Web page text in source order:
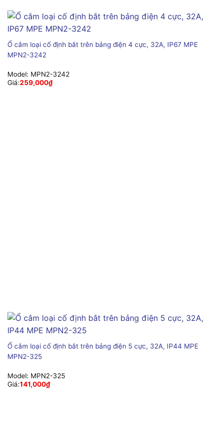
Ổ cắm loại cố định bắt trên bảng điện 4 cực, 32A, IP67 MPE
MPN2-3242
Model: MPN2-3242
Giá:259,000₫
Ổ cắm loại cố định bắt trên bảng điện 5 cực, 32A, IP44 MPE
MPN2-325
Model: MPN2-325
Giá:141,000₫